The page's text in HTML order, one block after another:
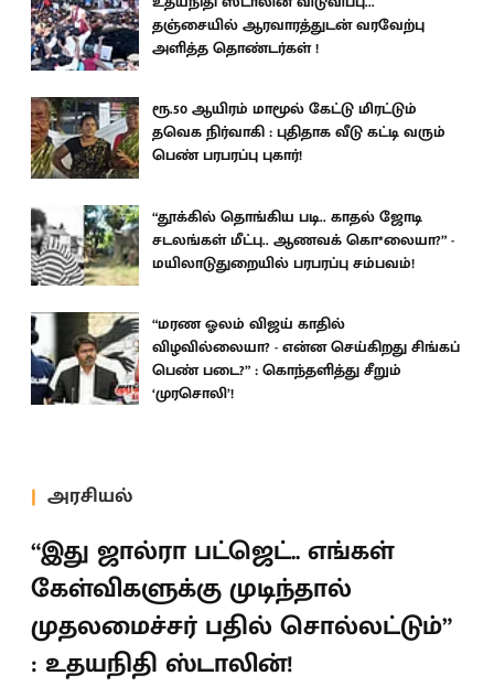
தஞ்சையில் ஆரவாரத்துடன் வரவேற்பு
அளித்த தொண்டர்கள் !
ரூ.50 ஆயிரம் மாமூல் கேட்டு மிரட்டும்
தவெக நிர்வாகி : புதிதாக வீடு கட்டி வரும்
பெண் பரபரப்பு புகார்!
“தூக்கில் தொங்கிய படி.. காதல் ஜோடி
சடலங்கள் மீட்பு.. ஆணவக் கொ*லையா?” -
மயிலாடுதுறையில் பரபரப்பு சம்பவம்!
“மரண ஓலம் விஜய் காதில்
விழவில்லையா? - என்ன செய்கிறது சிங்கப்
பெண் படை?” : கொந்தளித்து சீறும்
‘முரசொலி’!
அரசியல்
“இது ஜால்ரா பட்ஜெட்.. எங்கள்
கேள்விகளுக்கு முடிந்தால்
முதலமைச்சர் பதில் சொல்லட்டும்”
: உதயநிதி ஸ்டாலின்!